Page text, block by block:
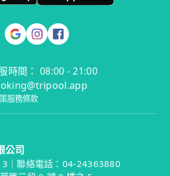
時間： 08:00 - 21:00
服務條款
公司
｜聯絡電話：04-24363880